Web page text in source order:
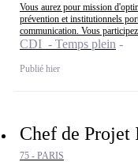
Vous aurez pour mission
prévention et institutionnels
communication. Vous
CDI - Temps plein
Publié hier
Chef de
75 - PARIS